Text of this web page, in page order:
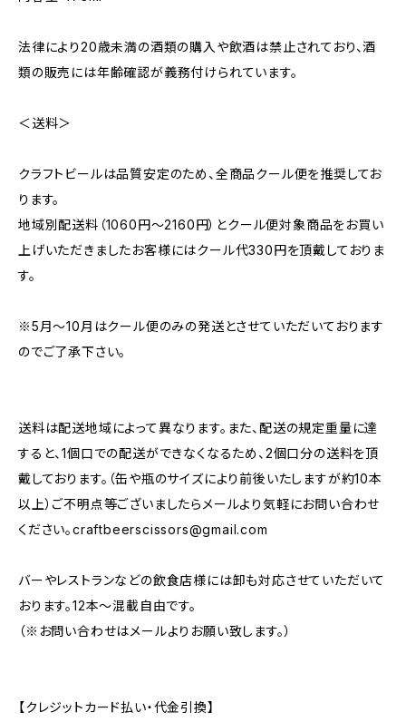
法律により20歳未満の酒類の購入や飲酒は禁止されており、酒
類の販売には年齢確認が義務付けられています。
＜送料＞
クラフトビールは品質安定のため、全商品クール便を推奨してお
ります。
地域別配送料（1060円～2160円）とクール便対象商品をお買い
上げいただきましたお客様にはクール代330円を頂戴しておりま
す。
※5月～10月はクール便のみの発送とさせていただいております
のでご了承下さい。
送料は配送地域によって異なります。また、配送の規定重量に達
すると、1個口での配送ができなくなるため、2個口分の送料を頂
戴しております。（缶や瓶のサイズにより前後いたしますが約10本
以上）ご不明点等ございましたらメールより気軽にお問い合わせ
ください。craftbeerscissors@gmail.com
バーやレストランなどの飲食店様には卸も対応させていただいて
おります。12本～混載自由です。
（※お問い合わせはメールよりお願い致します。）
【クレジットカード払い・代金引換】